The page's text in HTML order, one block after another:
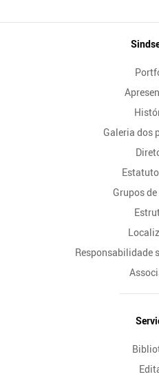
Galeria dos
Grupos
Responsabilidade